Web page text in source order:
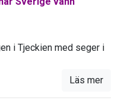
i Tjeckien med seger i
Läs mer